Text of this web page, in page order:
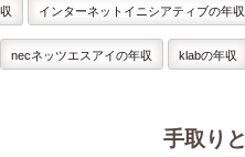
収 インターネットイニシアティブの年収
necネッツエスアイの年収 klabの年収
手取り